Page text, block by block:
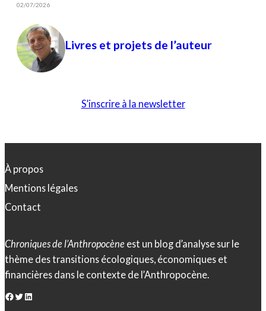
02/07/2026
Livres et projets de l’auteur
S’inscrire à la newsletter
À propos
Mentions légales
Contact
Chroniques de l’Anthropocène est un blog d’analyse sur le
thème des transitions écologiques, économiques et
financières dans le contexte de l’Anthropocène.
Facebook Twitter LinkedIn